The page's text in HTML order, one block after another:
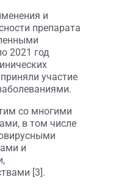
и
препарата
2021 год
участие
со многими
в том числе
и
[3].